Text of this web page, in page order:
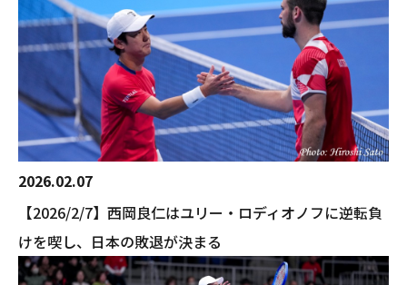
2026.02.07
【2026/2/7】西岡良仁はユリー・ロディオノフに逆転負
けを喫し、日本の敗退が決まる